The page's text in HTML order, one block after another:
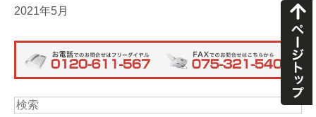
2021年5月